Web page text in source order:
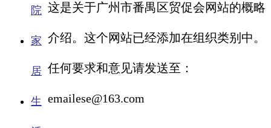
院
家
居
生
这是关于广州市番禺区贸促会网站的概略
介绍。这个网站已经添加在组织类别中。
任何要求和意见请发送至：
emailese@163.com